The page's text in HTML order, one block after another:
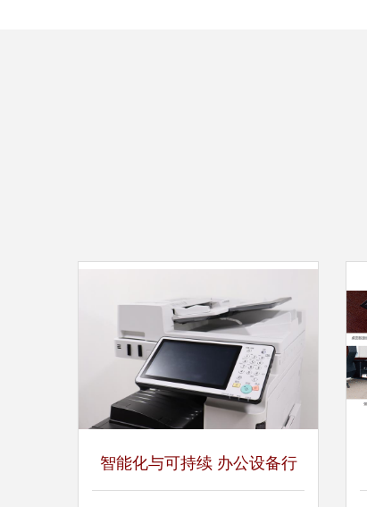
智能化与可持续 办公设备行